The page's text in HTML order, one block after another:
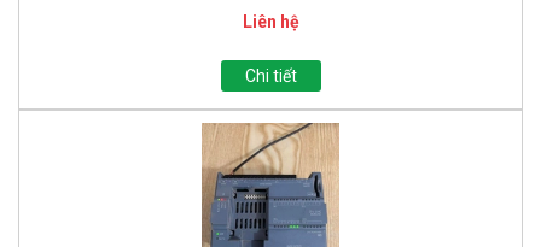
Liên hệ
Chi tiết